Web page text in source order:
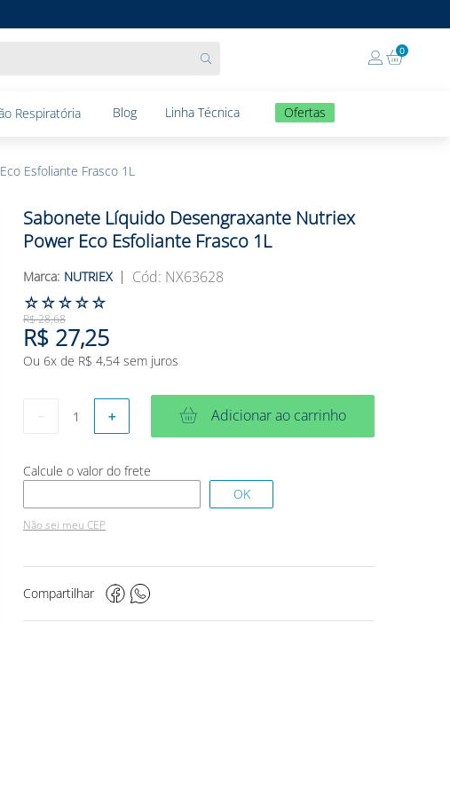
0
Respiratória Blog Linha Técnica Ofertas
Esfoliante Frasco 1L
Sabonete Líquido Desengraxante Nutriex
Power Eco Esfoliante Frasco 1L
NUTRIEX : NX63628
☆☆☆☆☆
R$28,68
R$ 27,25
Ou 6x de R$ 4,54 sem juros
＋ Adicionar ao carrinho
Não sei meu CEP
Compartilhar